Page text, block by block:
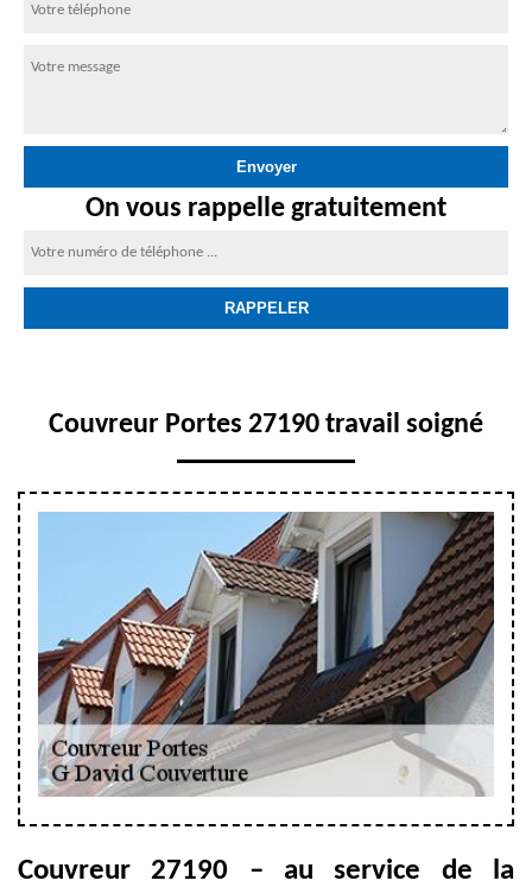
On vous rappelle gratuitement
Couvreur Portes 27190 travail soigné
Couvreur 27190 – au service de la